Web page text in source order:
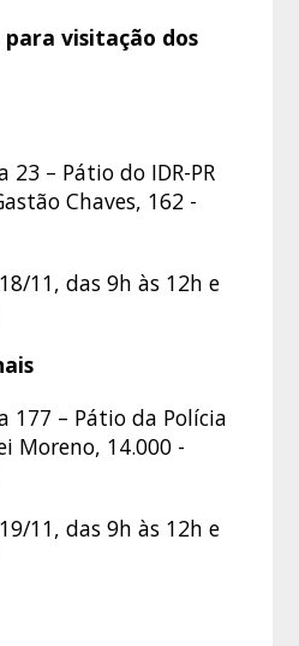
visitação dos
Pátio do IDR-PR
Chaves, 162 -
das 9h às 12h e
– Pátio da Polícia
Moreno, 14.000 -
das 9h às 12h e